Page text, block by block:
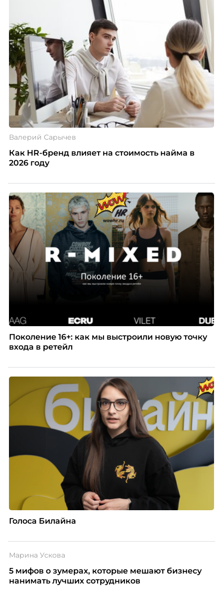
Валерий Сарычев
Как HR-бренд влияет на стоимость найма в
2026 году
Поколение 16+: как мы выстроили новую точку
входа в ретейл
Голоса Билайна
Марина Ускова
5 мифов о зумерах, которые мешают бизнесу
нанимать лучших сотрудников